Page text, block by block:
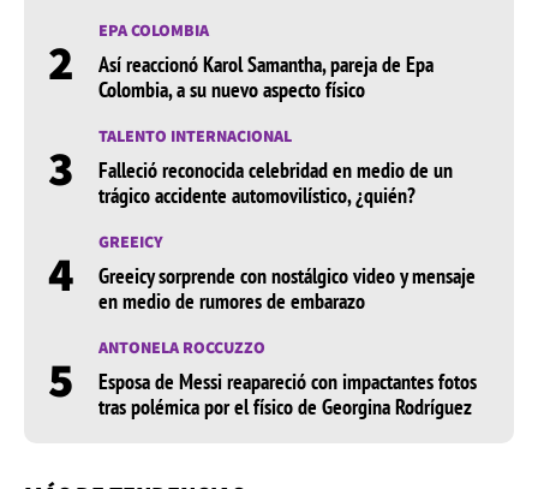
2 EPA COLOMBIA
Así reaccionó Karol Samantha, pareja de Epa
Colombia, a su nuevo aspecto físico
3 TALENTO INTERNACIONAL
Falleció reconocida celebridad en medio de un
trágico accidente automovilístico, ¿quién?
4 GREEICY
Greeicy sorprende con nostálgico video y mensaje
en medio de rumores de embarazo
5 ANTONELA ROCCUZZO
Esposa de Messi reapareció con impactantes fotos
tras polémica por el físico de Georgina Rodríguez